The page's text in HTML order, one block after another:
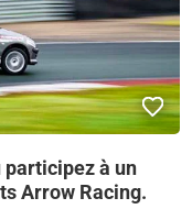
participez à un
Arrow Racing.